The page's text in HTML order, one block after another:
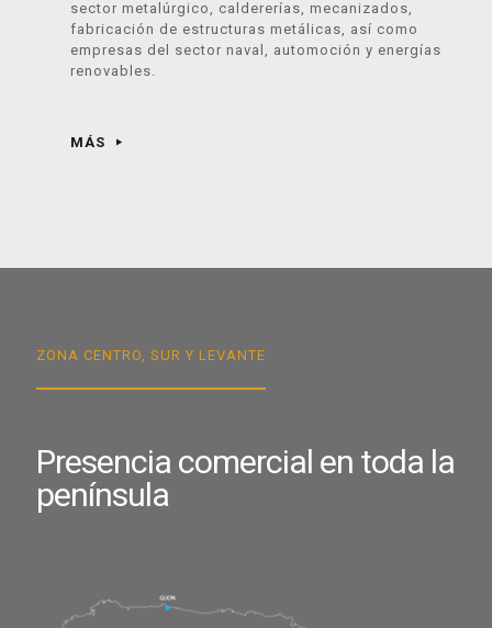
sector metalúrgico, caldererías, mecanizados,
fabricación de estructuras metálicas, así como
empresas del sector naval, automoción y energías
renovables.
MÁS
ZONA CENTRO, SUR Y LEVANTE
Presencia comercial en toda la
península